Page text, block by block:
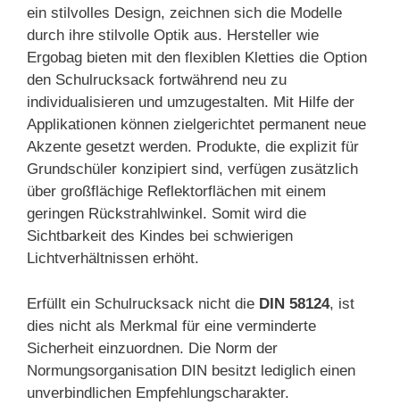
ein stilvolles Design, zeichnen sich die Modelle
durch ihre stilvolle Optik aus. Hersteller wie
Ergobag bieten mit den flexiblen Kletties die Option
den Schulrucksack fortwährend neu zu
individualisieren und umzugestalten. Mit Hilfe der
Applikationen können zielgerichtet permanent neue
Akzente gesetzt werden. Produkte, die explizit für
Grundschüler konzipiert sind, verfügen zusätzlich
über großflächige Reflektorflächen mit einem
geringen Rückstrahlwinkel. Somit wird die
Sichtbarkeit des Kindes bei schwierigen
Lichtverhältnissen erhöht.
Erfüllt ein Schulrucksack nicht die DIN 58124, ist
dies nicht als Merkmal für eine verminderte
Sicherheit einzuordnen. Die Norm der
Normungsorganisation DIN besitzt lediglich einen
unverbindlichen Empfehlungscharakter.